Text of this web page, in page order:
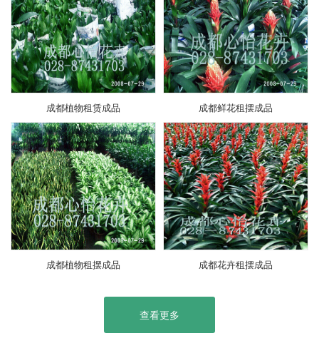
成都植物租赁成品 成都鲜花租摆成品
成都植物租摆成品 成都花卉租摆成品
查看更多